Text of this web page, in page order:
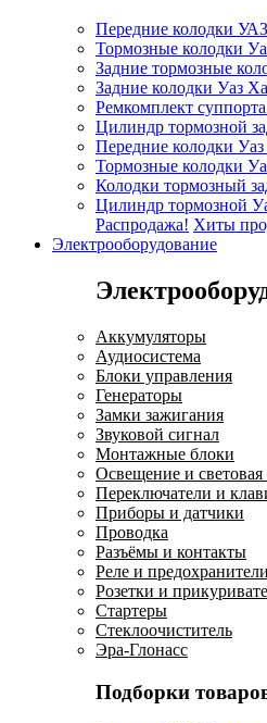
Передние колодки
Тормозные колодки
Задние тормозные
Задние колодки Уаз
Ремкомплект
Цилиндр тормозной
Передние колодки
Тормозные колодки
Колодки тормозный
Цилиндр тормозной
Распродажа! Хиты
Электрооборудование
Аккумуляторы
Аудиосистема
Блоки управления
Генераторы
Замки зажигания
Звуковой сигнал
Монтажные блоки
Освещение и световая
Переключатели и
Приборы и датчики
Проводка
Разъёмы и контакты
Реле и предохранители
Розетки и
Стартеры
Стеклоочиститель
Эра-Глонасс
Подборки